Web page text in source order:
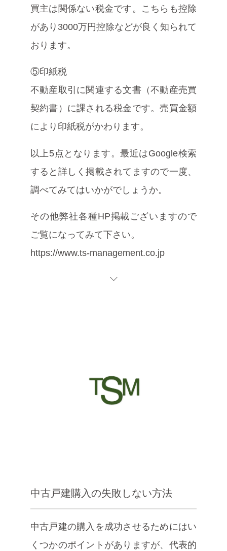
買主は関係ない税金です。こちらも控除
があり3000万円控除などが良く知られて
おります。
⑤印紙税
不動産取引に関連する文書（不動産売買
契約書）に課される税金です。売買金額
により印紙税がかわります。
以上5点となります。最近はGoogle検索
すると詳しく掲載されてますので一度、
調べてみてはいかがでしょうか。
その他弊社各種HP掲載ございますので
ご覧になってみて下さい。
https://www.ts-management.co.jp
中古戸建購入の失敗しない方法
中古戸建の購入を成功させるためにはい
くつかのポイントがありますが、代表的